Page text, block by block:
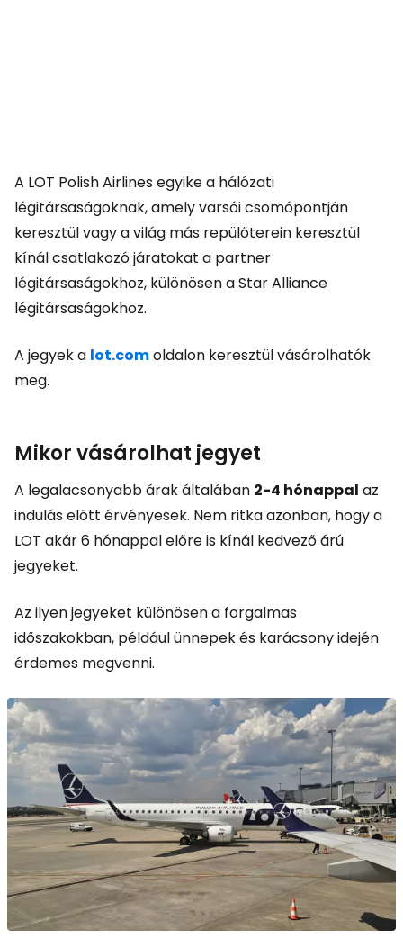
A LOT Polish Airlines egyike a hálózati
légitársaságoknak, amely varsói csomópontján
keresztül vagy a világ más repülőterein keresztül
kínál csatlakozó járatokat a partner
légitársaságokhoz, különösen a Star Alliance
légitársaságokhoz.
A jegyek a lot.comoldalon keresztül vásárolhatók
meg.
Mikor vásárolhat jegyet
A legalacsonyabb árak általában 2-4 hónappal az
indulás előtt érvényesek. Nem ritka azonban, hogy a
LOT akár 6 hónappal előre is kínál kedvező árú
jegyeket.
Az ilyen jegyeket különösen a forgalmas
időszakokban, például ünnepek és karácsony idején
érdemes megvenni.